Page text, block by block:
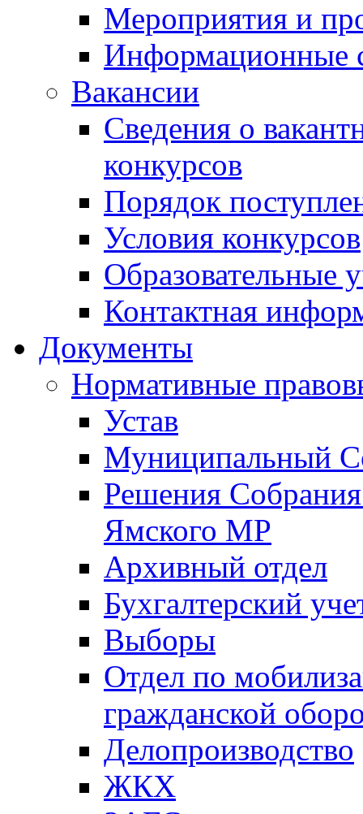
Мероприятия и
Информационные
Вакансии
Сведения о
конкурсов
Порядок
Условия конкурсов
Образовательные
Контактная
Документы
Нормативные
Устав
Муниципальный
Решения
Ямского МР
Архивный отдел
Бухгалтерский
Выборы
Отдел по
гражданской
Делопроизводство
ЖКХ